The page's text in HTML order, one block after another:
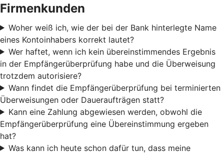
Firmenkunden
Woher weiß ich, wie der bei der Bank hinterlegte Name
eines Kontoinhabers korrekt lautet?
Wer haftet, wenn ich kein übereinstimmendes Ergebnis
in der Empfängerüberprüfung habe und die Überweisung
trotzdem autorisiere?
Wann findet die Empfängerüberprüfung bei terminierten
Überweisungen oder Daueraufträgen statt?
Kann eine Zahlung abgewiesen werden, obwohl die
Empfängerüberprüfung eine Übereinstimmung ergeben
hat?
Was kann ich heute schon dafür tun, dass meine